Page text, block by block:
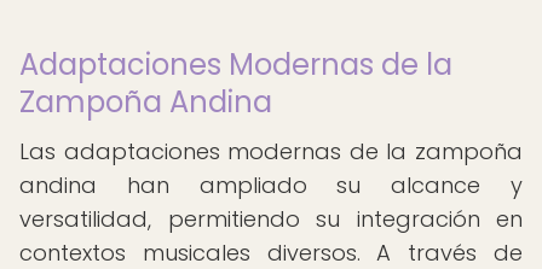
Adaptaciones Modernas de la
Zampoña Andina
Las adaptaciones modernas de la zampoña
andina han ampliado su alcance y
versatilidad, permitiendo su integración en
contextos musicales diversos. A través de